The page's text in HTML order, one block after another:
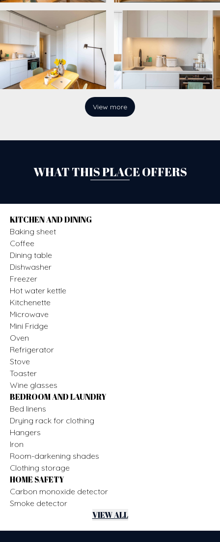
View more
WHAT THIS PLACE OFFERS
KITCHEN AND DINING
Baking sheet
Coffee
Dining table
Dishwasher
Freezer
Hot water kettle
Kitchenette
Microwave
Mini Fridge
Oven
Refrigerator
Stove
Toaster
Wine glasses
BEDROOM AND LAUNDRY
Bed linens
Drying rack for clothing
Hangers
Iron
Room-darkening shades
Clothing storage
HOME SAFETY
Carbon monoxide detector
Smoke detector
VIEW ALL